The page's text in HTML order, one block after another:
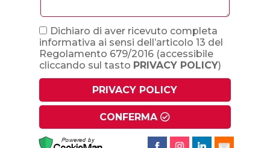
Dichiaro di aver ricevuto completa
informativa ai sensi dell’articolo 13 del
Regolamento 679/2016 (accessibile
cliccando sul tasto PRIVACY POLICY)
PRIVACY POLICY
CONFERMA